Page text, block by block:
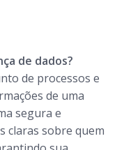
de dados?
de processos e
de uma
segura e
claras sobre quem